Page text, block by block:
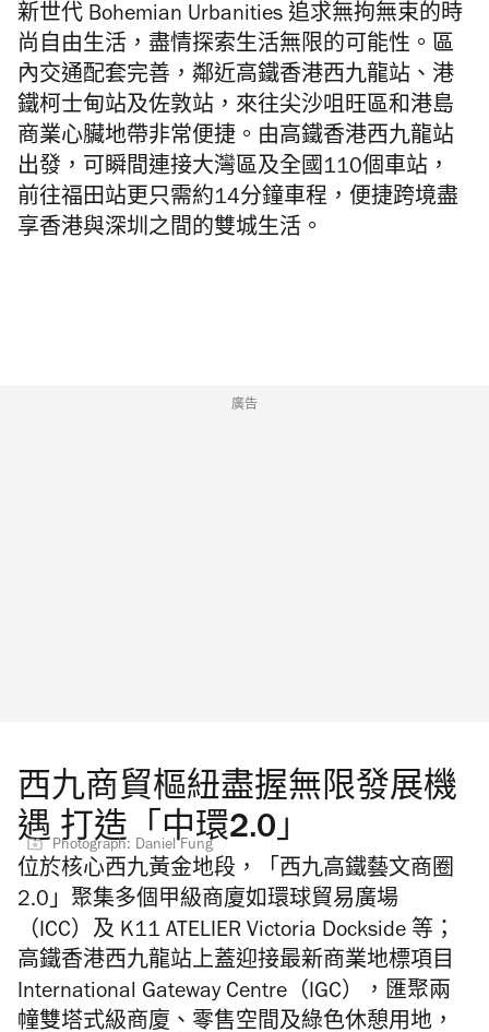
新世代 Bohemian Urbanities 追求無拘無束的時
尚自由生活，盡情探索生活無限的可能性。區
內交通配套完善，鄰近高鐵香港西九龍站、港
鐵柯士甸站及佐敦站，來往尖沙咀旺區和港島
商業心臟地帶非常便捷。由高鐵香港西九龍站
出發，可瞬間連接大灣區及全國110個車站，
前往福田站更只需約14分鐘車程，便捷跨境盡
享香港與深圳之間的雙城生活。
廣告
西九商貿樞紐盡握無限發展機
遇 打造「中環2.0」
Photograph: Daniel Fung
位於核心西九黃金地段，「西九高鐵藝文商圈
2.0」聚集多個甲級商廈如環球貿易廣場
（ICC）及 K11 ATELIER Victoria Dockside 等；
高鐵香港西九龍站上蓋迎接最新商業地標項目
International Gateway Centre（IGC），匯聚兩
幢雙塔式級商廈、零售空間及綠色休憩用地，